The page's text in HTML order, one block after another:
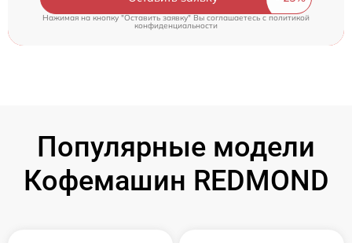
Нажимая на кнопку "Оставить заявку" Вы соглашаетесь c политикой
конфиденциальности
Популярные модели
Кофемашин REDMOND